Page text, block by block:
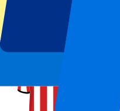
Moins de détails
Plus d'infos